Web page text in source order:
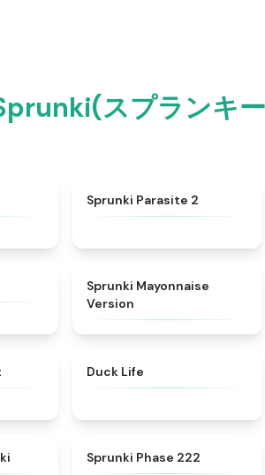
スプランキ
Sprunki Parasite 2
Sprunki Mayonnaise
Version
Duck Life
Sprunki Phase 222